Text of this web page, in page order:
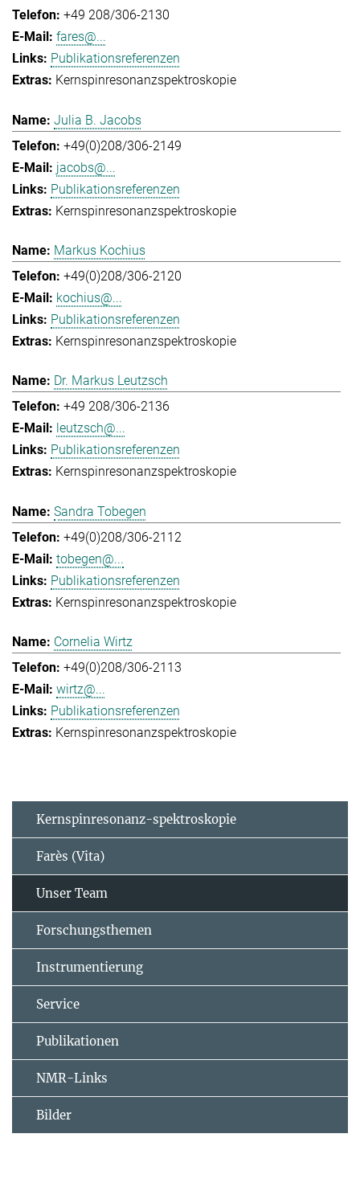
+49 208/306-2130
fares@...
Publikationsreferenzen
Kernspinresonanzspektroskopie
Julia B. Jacobs
+49(0)208/306-2149
jacobs@...
Publikationsreferenzen
Kernspinresonanzspektroskopie
Markus Kochius
+49(0)208/306-2120
kochius@...
Publikationsreferenzen
Kernspinresonanzspektroskopie
Dr. Markus Leutzsch
+49 208/306-2136
leutzsch@...
Publikationsreferenzen
Kernspinresonanzspektroskopie
Sandra Tobegen
+49(0)208/306-2112
tobegen@...
Publikationsreferenzen
Kernspinresonanzspektroskopie
Cornelia Wirtz
+49(0)208/306-2113
wirtz@...
Publikationsreferenzen
Kernspinresonanzspektroskopie
Kernspinresonanz-spektroskopie
Farès (Vita)
Unser Team
Forschungsthemen
Instrumentierung
Service
Publikationen
NMR-Links
Bilder